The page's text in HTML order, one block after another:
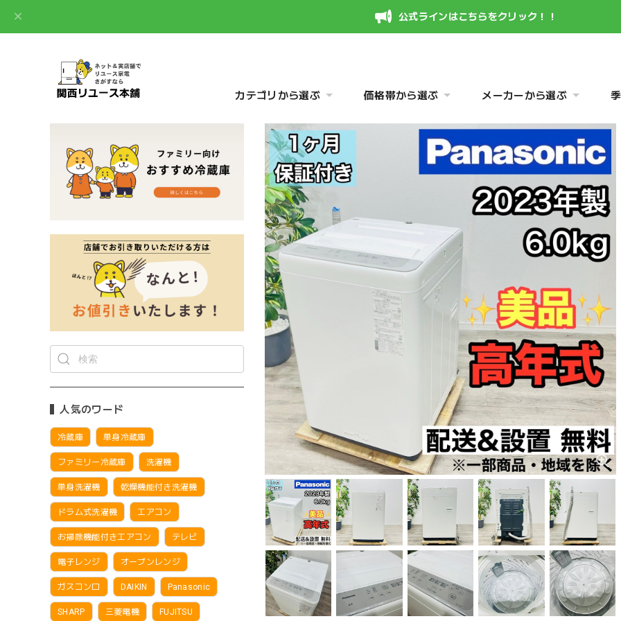
公式ラインはこちらをクリック！！
カテゴリから選ぶ 価格帯から選ぶ メーカーから選ぶ
人気のワード
冷蔵庫 単身冷蔵庫
ファミリー冷蔵庫 洗濯機
単身洗濯機 乾燥機能付き洗濯機
ドラム式洗濯機 エアコン
お掃除機能付きエアコン テレビ
電子レンジ オーブンレンジ
ガスコンロ DAIKIN Panasonic
SHARP 三菱電機 FUJITSU